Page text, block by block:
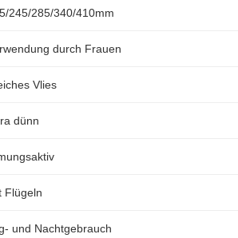
245/285/340/410mm
durch Frauen
Vlies
dünn
Flügeln
und Nachtgebrauch